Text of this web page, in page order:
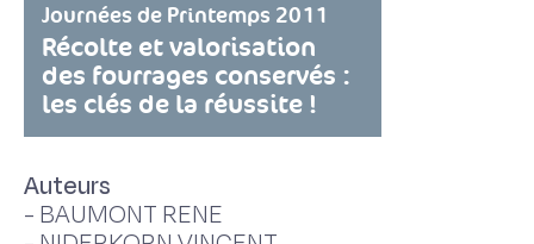
Journées de Printemps 2011
Récolte et valorisation
des fourrages conservés :
les clés de la réussite !
Auteurs
- BAUMONT RENE